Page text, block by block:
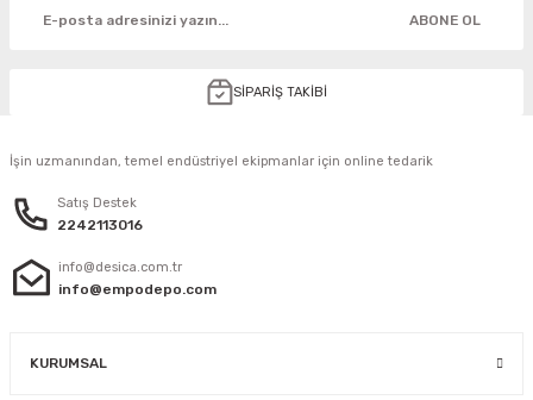
ABONE OL
SİPARİŞ TAKİBİ
İşin uzmanından, temel endüstriyel ekipmanlar için online tedarik
Satış Destek
2242113016
info@desica.com.tr
info@empodepo.com
KURUMSAL